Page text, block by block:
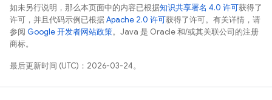
如未另行说明，那么本页面中的内容已根据知识共享署名 4.0 许可获得了
许可，并且代码示例已根据Apache 2.0 许可获得了许可。有关详情，请
参阅 Google 开发者网站政策。Java 是 Oracle 和/或其关联公司的注册
商标。
最后更新时间 (UTC)：2026-03-24。